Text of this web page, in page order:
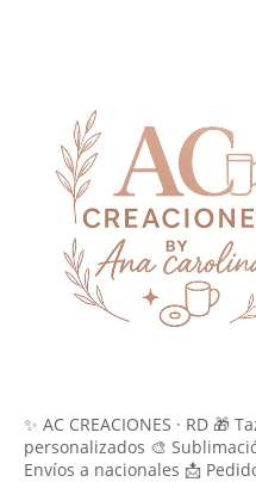
✨ AC CREACIONES · RD 🎁
personalizados 🎨
Envíos a nacionales 📩